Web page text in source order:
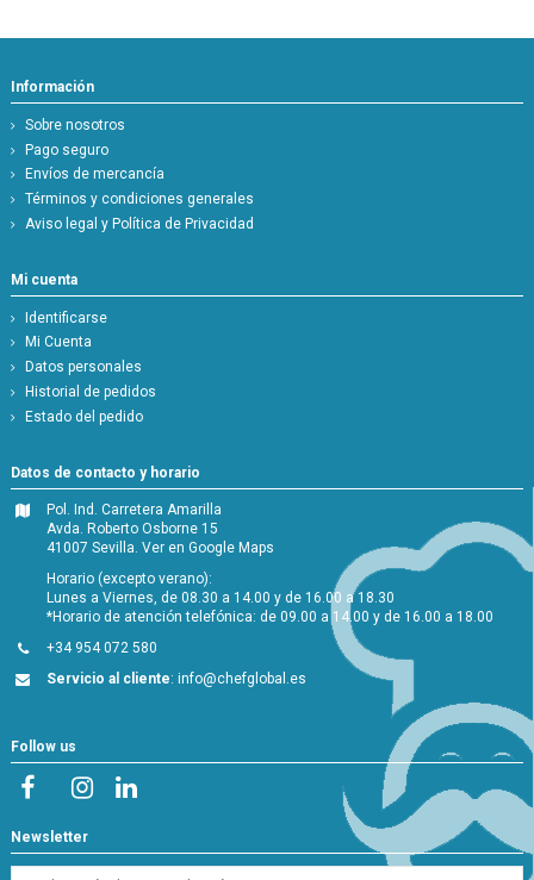
Información
Sobre nosotros
Pago seguro
Envíos de mercancía
Términos y condiciones generales
Aviso legal y Política de Privacidad
Mi cuenta
Identificarse
Mi Cuenta
Datos personales
Historial de pedidos
Estado del pedido
Datos de contacto y horario
Pol. Ind. Carretera Amarilla
Avda. Roberto Osborne 15
41007 Sevilla.Ver en Google Maps
Horario (excepto verano):
Lunes a Viernes, de 08.30 a 14.00 y de 16.00 a 18.30
*Horario de atención telefónica: de 09.00 a 14.00 y de 16.00 a 18.00
+34 954 072 580
Servicio al cliente:info@chefglobal.es
Follow us
Newsletter